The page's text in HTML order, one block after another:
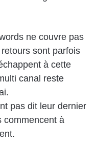
ne couvre pas
sont parfois
à cette
canal reste
pas dit leur dernier
commencent à